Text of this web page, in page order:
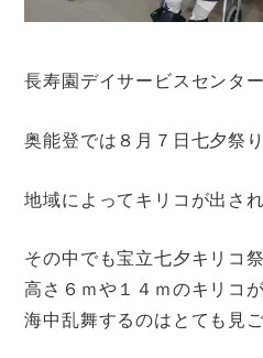
長寿園デイサービスセンター
奥能登では８月７日七夕祭
地域によってキリコが出さ
その中でも宝立七夕キリコ祭
高さ６ｍや１４ｍのキリコ
海中乱舞するのはとても見